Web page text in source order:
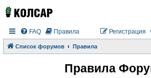
FAQ Правила Регистрация
Список форумов Правила
Правила